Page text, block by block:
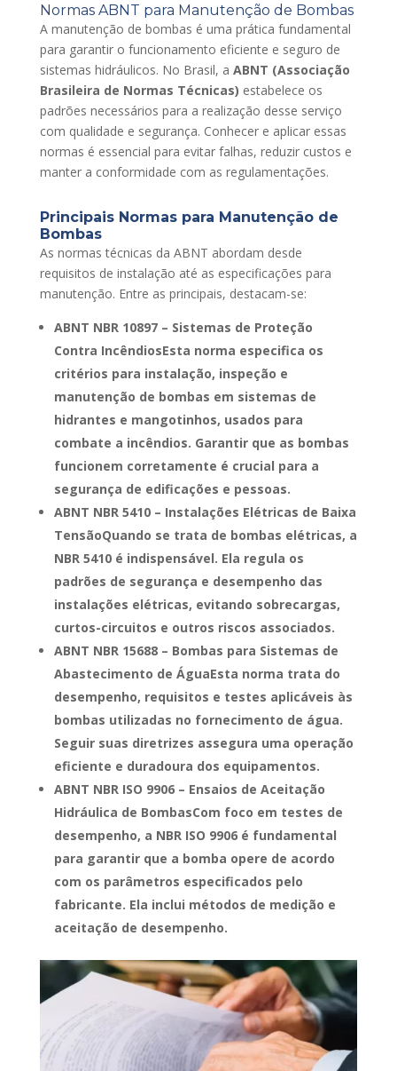
Normas ABNT para Manutenção de Bombas
A manutenção de bombas é uma prática fundamental
para garantir o funcionamento eficiente e seguro de
sistemas hidráulicos. No Brasil, a ABNT (Associação
Brasileira de Normas Técnicas) estabelece os
padrões necessários para a realização desse serviço
com qualidade e segurança. Conhecer e aplicar essas
normas é essencial para evitar falhas, reduzir custos e
manter a conformidade com as regulamentações.
Principais Normas para Manutenção de
Bombas
As normas técnicas da ABNT abordam desde
requisitos de instalação até as especificações para
manutenção. Entre as principais, destacam-se:
ABNT NBR 10897 – Sistemas de Proteção
Contra IncêndiosEsta norma especifica os
critérios para instalação, inspeção e
manutenção de bombas em sistemas de
hidrantes e mangotinhos, usados para
combate a incêndios. Garantir que as bombas
funcionem corretamente é crucial para a
segurança de edificações e pessoas.
ABNT NBR 5410 – Instalações Elétricas de Baixa
TensãoQuando se trata de bombas elétricas, a
NBR 5410 é indispensável. Ela regula os
padrões de segurança e desempenho das
instalações elétricas, evitando sobrecargas,
curtos-circuitos e outros riscos associados.
ABNT NBR 15688 – Bombas para Sistemas de
Abastecimento de ÁguaEsta norma trata do
desempenho, requisitos e testes aplicáveis às
bombas utilizadas no fornecimento de água.
Seguir suas diretrizes assegura uma operação
eficiente e duradoura dos equipamentos.
ABNT NBR ISO 9906 – Ensaios de Aceitação
Hidráulica de BombasCom foco em testes de
desempenho, a NBR ISO 9906 é fundamental
para garantir que a bomba opere de acordo
com os parâmetros especificados pelo
fabricante. Ela inclui métodos de medição e
aceitação de desempenho.